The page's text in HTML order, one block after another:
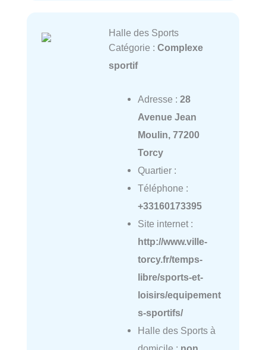
Halle des Sports
Catégorie : Complexe
sportif
Adresse : 28
Avenue Jean
Moulin, 77200
Torcy
Quartier :
Téléphone :
+33160173395
Site internet :
http://www.ville-
torcy.fr/temps-
libre/sports-et-
loisirs/equipement
s-sportifs/
Halle des Sports à